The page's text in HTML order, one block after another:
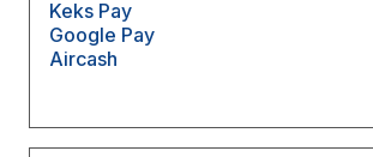
Keks Pay
Google Pay
Aircash